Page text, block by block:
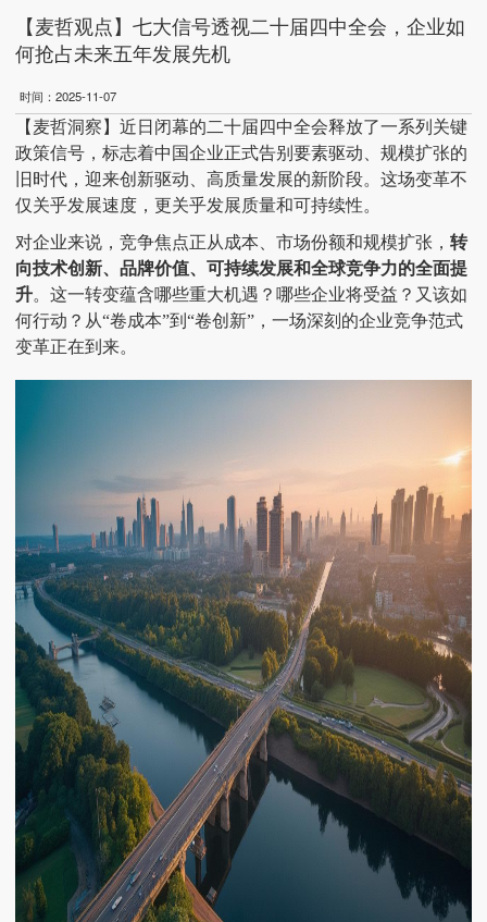
【麦哲观点】七大信号透视二十届四中全会，企业如
何抢占未来五年发展先机
时间：2025-11-07
【 麦哲洞察 】 近日闭幕的二十届四中全会释放了一系列关键
政策信号，标志着中国企业正式告别要素驱动、规模扩张的
旧时代，迎来创新驱动、高质量发展的新阶段。这场变革不
仅关乎发展速度，更关乎发展质量和可持续性。
对企业来说，竞争焦点正从成本、市场份额和规模扩张， 转
向技术创新、品牌价值、可持续发展和全球竞争力的全面提
升。这一转变蕴含哪些重大机遇？哪些企业将受益？又该如
何行动？从“卷成本”到“卷创新”，一场深刻的企业竞争范式
变革正在到来。